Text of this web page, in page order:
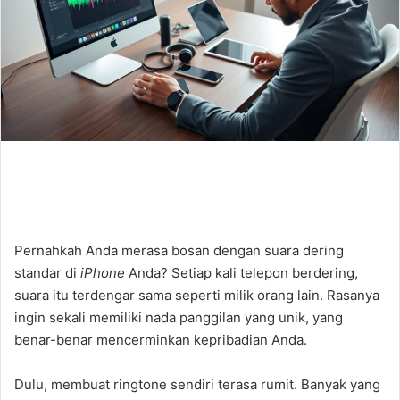
Pernahkah Anda merasa bosan dengan suara dering
standar di iPhone Anda? Setiap kali telepon berdering,
suara itu terdengar sama seperti milik orang lain. Rasanya
ingin sekali memiliki nada panggilan yang unik, yang
benar-benar mencerminkan kepribadian Anda.
Dulu, membuat ringtone sendiri terasa rumit. Banyak yang